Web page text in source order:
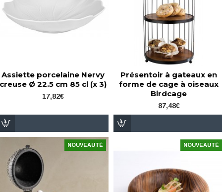
Assiette porcelaine Nervy
Ø 22.5 cm 85 cl (x 3)
17,82€
Présentoir à gateaux en
forme de cage à oiseaux
Birdcage
87,48€
NOUVEAUTÉ NOUVEAUTÉ